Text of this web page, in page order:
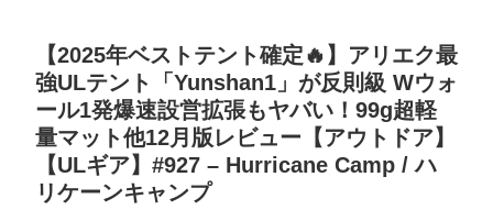
【2025年ベストテント確定🔥】アリエク最
強ULテント「Yunshan1」が反則級 Wウォ
ール1発爆速設営拡張もヤバい！99g超軽
量マット他12月版レビュー【アウトドア】
【ULギア】#927 – Hurricane Camp / ハ
リケーンキャンプ